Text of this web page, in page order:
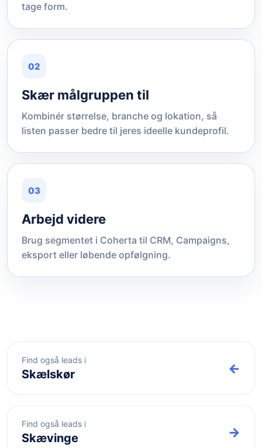
tage form.
02
Skær målgruppen til
Kombinér størrelse, branche og lokation, så
listen passer bedre til jeres ideelle kundeprofil.
03
Arbejd videre
Brug segmentet i Coherta til CRM, Campaigns,
eksport eller løbende opfølgning.
Find også leads i
Skælskør ←
Find også leads i
Skævinge →